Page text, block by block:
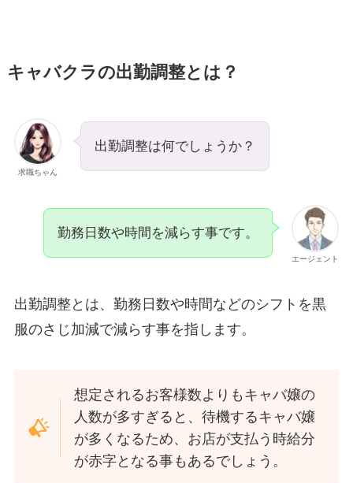
キャバクラの出勤調整とは？
求職ちゃん
出勤調整は何でしょうか？
エージェント
勤務日数や時間を減らす事です。
出勤調整とは、勤務日数や時間などのシフトを黒
服のさじ加減で減らす事を指します。
想定されるお客様数よりもキャバ嬢の
人数が多すぎると、待機するキャバ嬢
が多くなるため、お店が支払う時給分
が赤字となる事もあるでしょう。